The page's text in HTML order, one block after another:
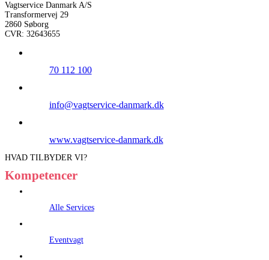
Vagtservice Danmark A/S
Transformervej 29
2860 Søborg
CVR: 32643655
70 112 100
info@vagtservice-danmark.dk
www.vagtservice-danmark.dk
HVAD TILBYDER VI?
Kompetencer
Alle Services
Eventvagt